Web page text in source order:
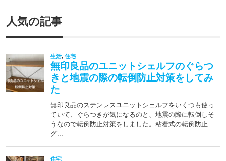
人気の記事